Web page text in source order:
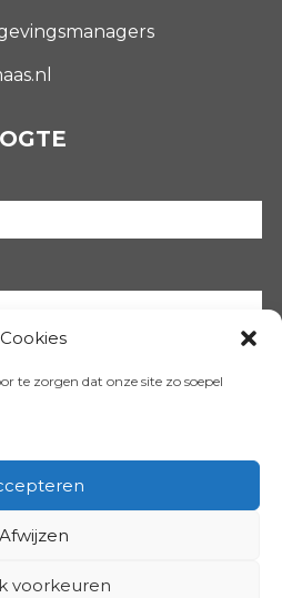
Cookies
te zorgen dat onze site zo soepel
Afwijzen
voorkeuren
ONS OP: